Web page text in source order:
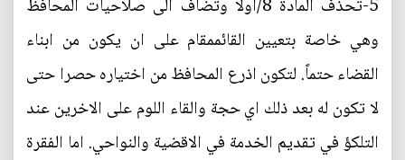
5-تحذف المادة 8/اولا وتضاف الى صلاحيات المحافظ
وهي خاصة بتعيين القائممقام على ان يكون من ابناء
القضاء حتماً. لتكون اذرع المحافظ من اختياره حصرا حتى
لا تكون له بعد ذلك اي حجة والقاء اللوم على الاخرين عند
التلكؤ في تقديم الخدمة في الاقضية والنواحي. اما الفقرة